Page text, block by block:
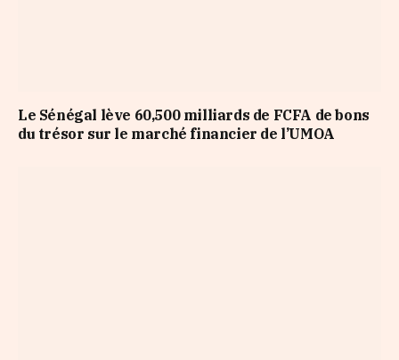
Le Sénégal lève 60,500 milliards de FCFA de bons
du trésor sur le marché financier de l’UMOA